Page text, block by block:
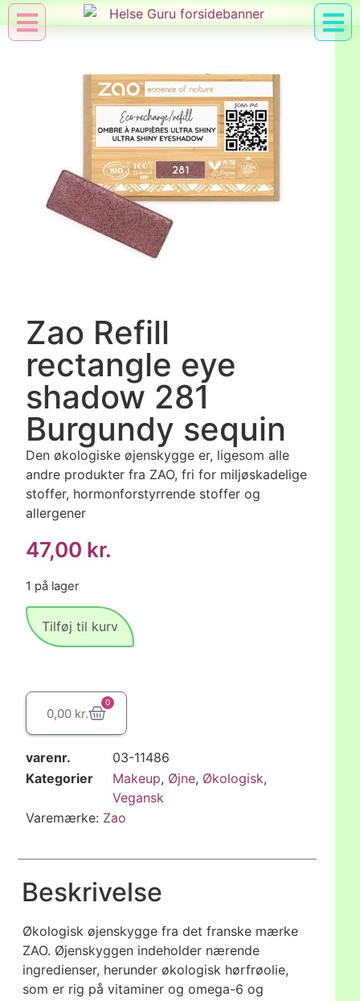
Zao Refill
rectangle eye
shadow 281
Burgundy sequin
Den økologiske øjenskygge er, ligesom alle
andre produkter fra ZAO, fri for miljøskadelige
stoffer, hormonforstyrrende stoffer og
allergener
47,00 kr.
1 på lager
Tilføj til kurv
0,00 kr.
0
varenr.
03-11486
Kategorier
Makeup, Øjne, Økologisk,
Vegansk
Varemærke: Zao
Beskrivelse
Økologisk øjenskygge fra det franske mærke
ZAO. Øjenskyggen indeholder nærende
ingredienser, herunder økologisk hørfrøolie,
som er rig på vitaminer og omega-6 og